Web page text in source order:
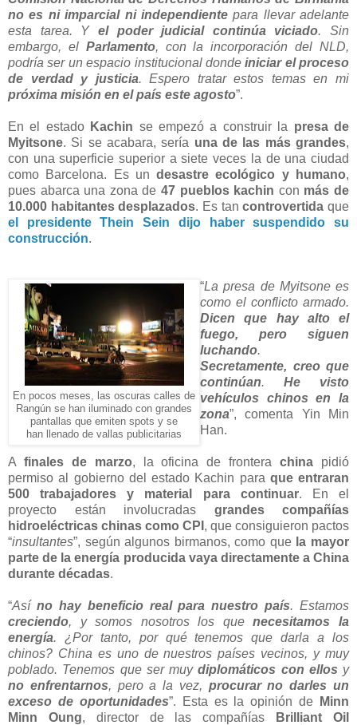
no es ni imparcial ni independientepara llevar adelante
esta tarea. Y el poder judicial continúa viciado. Sin
embargo, el Parlamento, con la incorporación del NLD,
podría ser un espacio institucional dondeiniciar el proceso
de verdad y justicia. Espero tratar estos temas en mi
próxima misión en el país este agosto”.
En el estado Kachin se empezó a construir la presa de
Myitsone. Si se acabara, sería una de las más grandes,
con una superficie superior a siete veces la de una ciudad
como Barcelona. Es undesastre ecológico y humano,
pues abarca una zona de 47 pueblos kachin con más de
10.000 habitantes desplazados. Es tancontrovertida que
el presidente Thein Sein dijo haber suspendido su
construcción.
En pocos meses, las oscuras calles de
Rangún se han iluminado con grandes
pantallas que emiten spots y se
han llenado de vallas publicitarias
“La presa de Myitsone es
como el conflicto armado.
Dicen que hay alto el
fuego, pero siguen
luchando.
Secretamente, creo que
continúan. He visto
vehículos chinos en la
zona”, comenta Yin Min
Han.
A finales de marzo, la oficina de fronterachina pidió
permiso al gobierno del estado Kachin para que entraran
500 trabajadores y material para continuar. En el
proyecto están involucradas grandes compañías
hidroeléctricas chinas como CPI , que consiguieron pactos
“insultantes”, según algunos birmanos, como que la mayor
parte de la energía producida vaya directamente a China
durante décadas.
“Así no hay beneficio real para nuestro país. Estamos
creciendo, y somos nosotros los quenecesitamos la
energía. ¿Por tanto, por qué tenemos que darla a los
chinos? China es uno de nuestros países vecinos, y muy
poblado. Tenemos que ser muydiplomáticos con ellos y
no enfrentarnos, pero a la vez, procurar no darles un
exceso de oportunidades”. Esta es la opinión de
Minn
Minn Oung, director de las compañías
Brilliant Oil